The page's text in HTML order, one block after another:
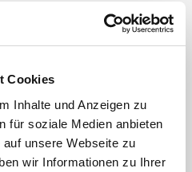
Cookies
Inhalte und Anzeigen zu
für soziale Medien anbieten
unsere Webseite zu
wir Informationen zu Ihrer